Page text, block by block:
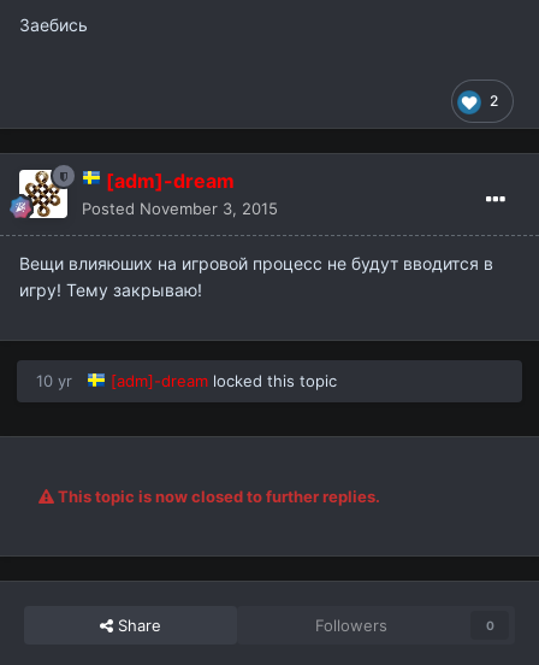
Заебись
2
[adm]-dream
Posted November 3, 2015
Вещи влияюших на игровой процесс не будут вводится в
игру! Тему закрываю!
10 yr [adm]-dream locked this topic
This topic is now closed to further replies.
Share Followers 0